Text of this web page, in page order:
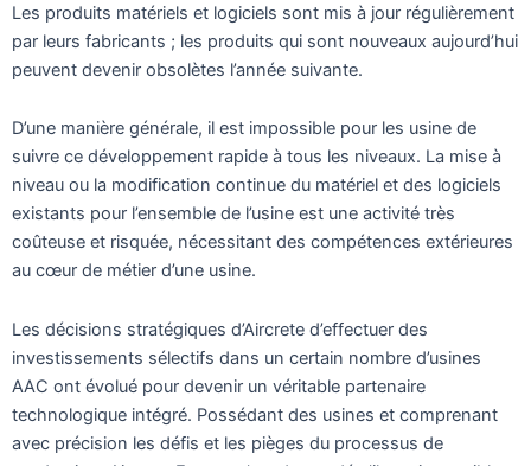
Les produits matériels et logiciels sont mis à jour régulièrement
par leurs fabricants ; les produits qui sont nouveaux aujourd’hui
peuvent devenir obsolètes l’année suivante.
D’une manière générale, il est impossible pour les usine de
suivre ce développement rapide à tous les niveaux. La mise à
niveau ou la modification continue du matériel et des logiciels
existants pour l’ensemble de l’usine est une activité très
coûteuse et risquée, nécessitant des compétences extérieures
au cœur de métier d’une usine.
Les décisions stratégiques d’Aircrete d’effectuer des
investissements sélectifs dans un certain nombre d’usines
AAC ont évolué pour devenir un véritable partenaire
technologique intégré. Possédant des usines et comprenant
avec précision les défis et les pièges du processus de